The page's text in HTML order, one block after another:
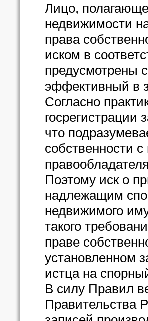
Лицо,
недвижимости
права
иском в
предусмотрены
эффективный в
Согласно
госрегистрации
что
собственности
Поэтому иск о
надлежащим
недвижимого
такого
праве
установленном
истца на
В силу Правил
Правительства